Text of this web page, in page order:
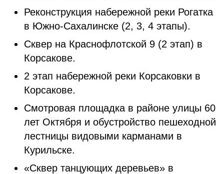
Реконструкция набережной реки Рогатка
в Южно-Сахалинске (2, 3, 4 этапы).
Сквер на Краснофлотской 9 (2 этап) в
Корсакове.
2 этап набережной реки Корсаковки в
Корсакове.
Смотровая площадка в районе улицы 60
лет Октября и обустройство пешеходной
лестницы видовыми карманами в
Курильске.
«Сквер танцующих деревьев» в